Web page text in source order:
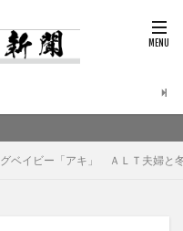
ベイビー「アキ」 ＡＬＴ夫婦と